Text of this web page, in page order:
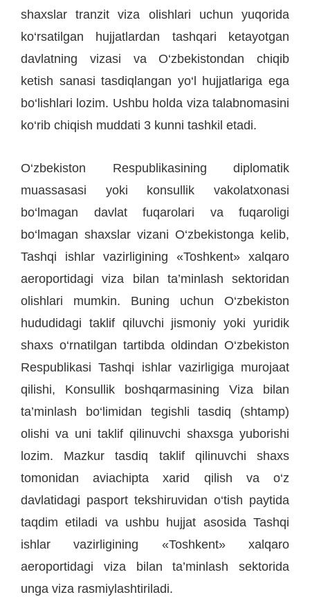
shaxslar tranzit viza olishlari uchun yuqorida
ko‘rsatilgan hujjatlardan tashqari ketayotgan
davlatning vizasi va O‘zbekistondan chiqib
ketish sanasi tasdiqlangan yo‘l hujjatlariga ega
bo‘lishlari lozim. Ushbu holda viza talabnomasini
ko‘rib chiqish muddati 3 kunni tashkil etadi.
O‘zbekiston Respublikasining diplomatik
muassasasi yoki konsullik vakolatxonasi
bo‘lmagan davlat fuqarolari va fuqaroligi
bo‘lmagan shaxslar vizani O‘zbekistonga kelib,
Tashqi ishlar vazirligining «Toshkent» xalqaro
aeroportidagi viza bilan ta’minlash sektoridan
olishlari mumkin. Buning uchun O‘zbekiston
hududidagi taklif qiluvchi jismoniy yoki yuridik
shaxs o‘rnatilgan tartibda oldindan O‘zbekiston
Respublikasi Tashqi ishlar vazirligiga murojaat
qilishi, Konsullik boshqarmasining Viza bilan
ta’minlash bo‘limidan tegishli tasdiq (shtamp)
olishi va uni taklif qilinuvchi shaxsga yuborishi
lozim. Mazkur tasdiq taklif qilinuvchi shaxs
tomonidan aviachipta xarid qilish va o‘z
davlatidagi pasport tekshiruvidan o‘tish paytida
taqdim etiladi va ushbu hujjat asosida Tashqi
ishlar vazirligining «Toshkent» xalqaro
aeroportidagi viza bilan ta’minlash sektorida
unga viza rasmiylashtiriladi.